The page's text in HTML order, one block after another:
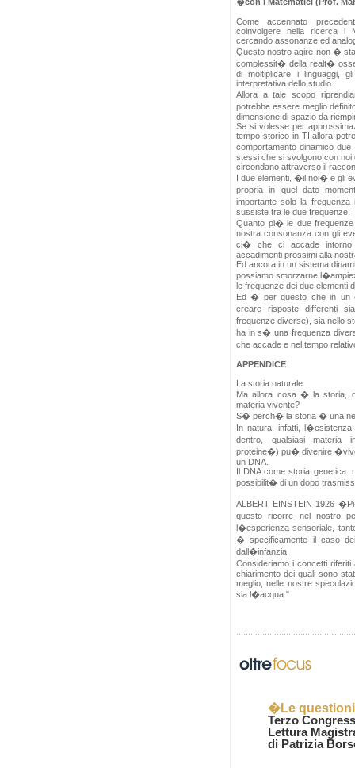
Come accennato
coinvolgere nella ricerca i
cercando assonanze ed
Questo nostro agire non �
complessit� della realt�
di moltiplicare i linguaggi,
interpretativa dello studio.
Allora a tale scopo
potrebbe essere meglio
dimensione di spazio da
Se si volesse per
tempo storico in TI allora
comportamento dinamico
stessi che si svolgono con noi
circondano attraverso il
I due elementi, �il noi� e gli
propria in quel dato
importante solo la
sussiste tra le due frequenze.
Quanto pi� le due
nostra consonanza con gli
ci� che ci accade intorno
accadimenti prossimi alla
Ed ancora in un sistema
possiamo smorzarne
le frequenze dei due elementi
Ed � per questo che in un
creare risposte differenti
frequenze diverse), sia nello
ha in s� una frequenza
che accade e nel tempo
APPENDICE
La storia naturale
Ma allora cosa � la storia,
materia vivente?
S� perch� la storia � una
In natura, infatti,
dentro, qualsiasi materia
proteine�) pu� divenire
un DNA.
Il DNA come storia genetica:
possibilit� di un dopo
ALBERT EINSTEIN 1926
questo ricorre nel nostro
l�esperienza sensoriale,
� specificamente il caso
dall�infanzia.
Consideriamo i concetti
chiarimento dei quali sono
meglio, nelle nostre
sia l�acqua."
�Le
Terzo
Lettura
di Patrizia